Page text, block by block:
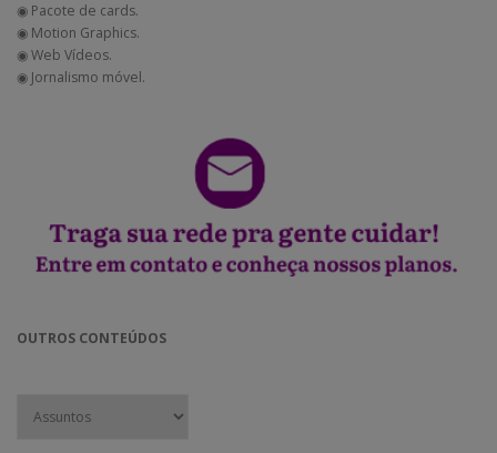
◉ Pacote de cards.
◉ Motion Graphics.
◉ Web Vídeos.
◉ Jornalismo móvel.
OUTROS CONTEÚDOS